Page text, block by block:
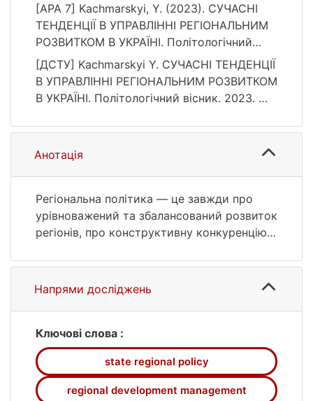
[APA 7] Kachmarskyi, Y. (2023). СУЧАСНІ
ТЕНДЕНЦІЇ В УПРАВЛІННІ РЕГІОНАЛЬНИМ
РОЗВИТКОМ В УКРАЇНІ. Політологічний
вісник, (90), 326–329.
https://doi.org/10.17721/2415-
881x.2023.90.326-329
[ДСТУ] Kachmarskyi Y. СУЧАСНІ ТЕНДЕНЦІЇ
В УПРАВЛІННІ РЕГІОНАЛЬНИМ РОЗВИТКОМ
В УКРАЇНІ. Політологічний вісник. 2023. №
881x.2023.90.326-329 (дата звернення:
25.07.2026).
Анотація
Регіональна політика — це завжди про
урівноважений та збалансований розвиток
регіонів, про конструктивну конкуренцію
полюсів соціально-економічного
зростання. Військове вторгнення
Російської Федерації в Україну нівелює
регіональним розвитком. Акценти в
регіональній політиці в Україні вимушено
змістилися від пошуку інноваційних
компонентів для створення точок
Напрями досліджень
Ключові слова :
state regional policy
regional development management